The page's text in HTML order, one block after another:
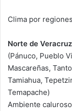
Clima por
Norte de Veracruz
(Pánuco, Pueblo
Mascareñas,
Tamiahua,
Temapache)
Ambiente